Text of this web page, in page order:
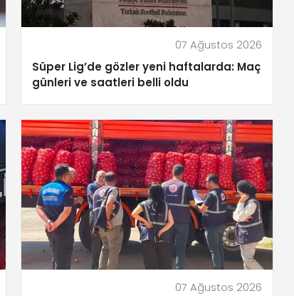
07 Ağustos 2026
Süper Lig’de gözler yeni haftalarda: Maç
günleri ve saatleri belli oldu
07 Ağustos 2026